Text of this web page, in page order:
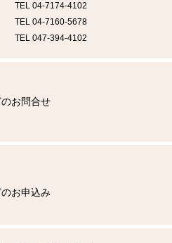
TEL 04-7174-4102
TEL 04-7160-5678
TEL 047-394-4102
お問合せ
お申込み